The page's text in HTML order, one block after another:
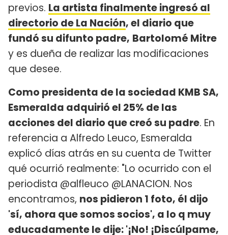
previos. La artista finalmente ingresó al
directorio de La Nación, el diario que
fundó su difunto padre, Bartolomé Mitre
y es dueña de realizar las modificaciones
que desee.
Como presidenta de la sociedad KMB SA,
Esmeralda adquirió el 25% de las
acciones del diario que creó su padre. En
referencia a Alfredo Leuco, Esmeralda
explicó días atrás en su cuenta de Twitter
qué ocurrió realmente: "Lo ocurrido con el
periodista @alfleuco @LANACION. Nos
encontramos, nos pidieron 1 foto, él dijo
'sí, ahora que somos socios', a lo q muy
educadamente le dije: '¡No! ¡Discúlpame,